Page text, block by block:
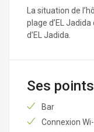
La situation de
plage d’EL
d’EL Jadida.
Ses
Bar
Connexion